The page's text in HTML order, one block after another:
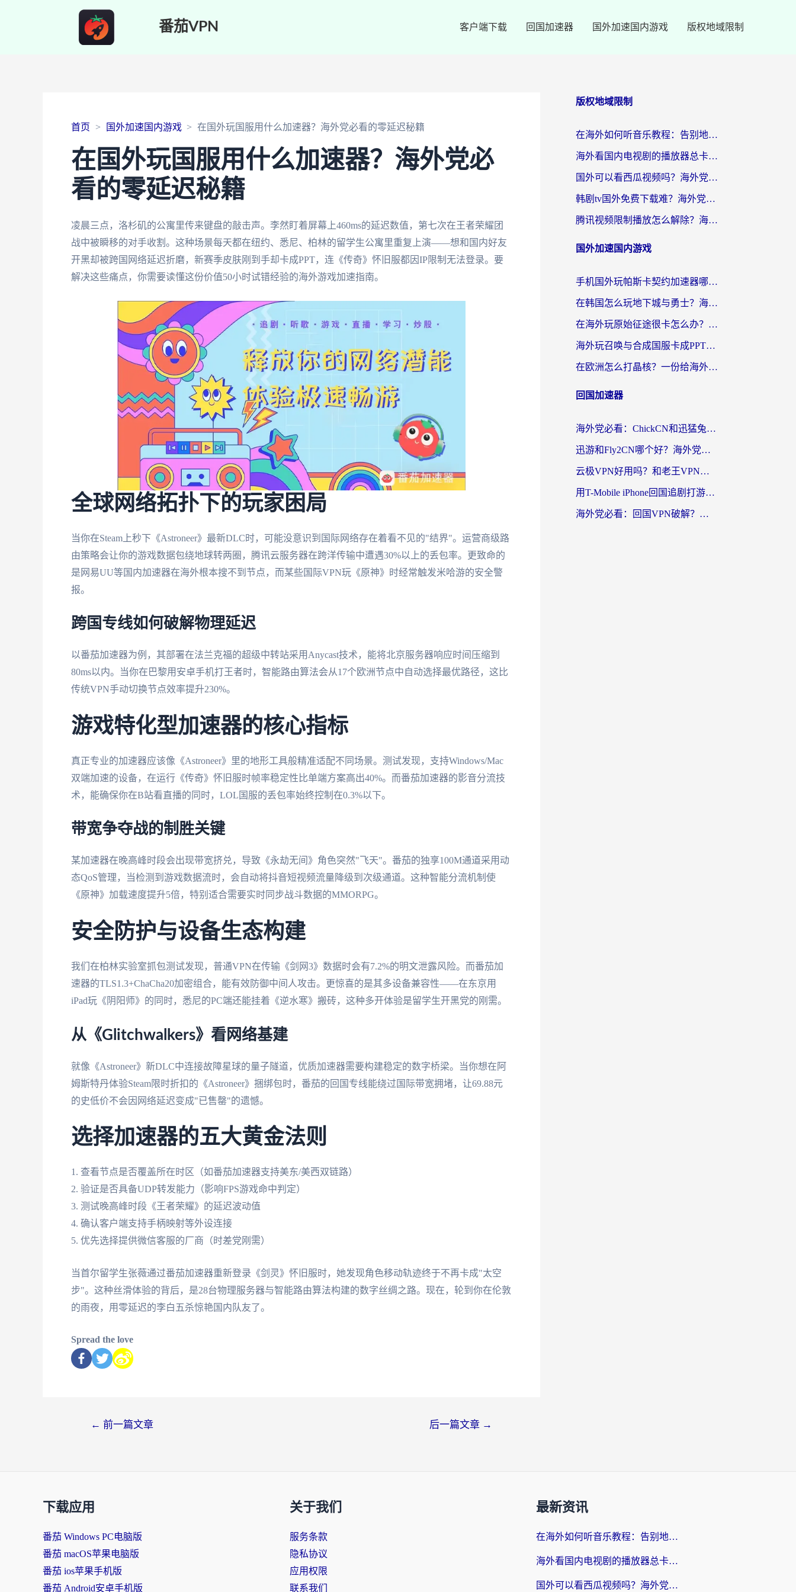
番茄VPN 客户端下载 回国加速器 国外加速国内游戏 版权地域限制
首页 国外加速国内游戏 在国外玩国服用什么加速器？海外党必看的零延迟秘籍
在国外玩国服用什么加速器？海外党必
看的零延迟秘籍
凌晨三点，洛杉矶的公寓里传来键盘的敲击声。李然盯着屏幕上460ms的延迟数值，第七次在王者荣耀团
战中被瞬移的对手收割。这种场景每天都在纽约、悉尼、柏林的留学生公寓里重复上演——想和国内好友
开黑却被跨国网络延迟折磨，新赛季皮肤刚到手却卡成PPT，连《传奇》怀旧服都因IP限制无法登录。要
解决这些痛点，你需要读懂这份价值50小时试错经验的海外游戏加速指南。
全球网络拓扑下的玩家困局
当你在Steam上秒下《Astroneer》最新DLC时，可能没意识到国际网络存在着看不见的"结界"。运营商级路
由策略会让你的游戏数据包绕地球转两圈，腾讯云服务器在跨洋传输中遭遇30%以上的丢包率。更致命的
是网易UU等国内加速器在海外根本搜不到节点，而某些国际VPN玩《原神》时经常触发米哈游的安全警
报。
跨国专线如何破解物理延迟
以番茄加速器为例，其部署在法兰克福的超级中转站采用Anycast技术，能将北京服务器响应时间压缩到
80ms以内。当你在巴黎用安卓手机打王者时，智能路由算法会从17个欧洲节点中自动选择最优路径，这比
传统VPN手动切换节点效率提升230%。
游戏特化型加速器的核心指标
真正专业的加速器应该像《Astroneer》里的地形工具般精准适配不同场景。测试发现，支持Windows/Mac
双端加速的设备，在运行《传奇》怀旧服时帧率稳定性比单端方案高出40%。而番茄加速器的影音分流技
术，能确保你在B站看直播的同时，LOL国服的丢包率始终控制在0.3%以下。
带宽争夺战的制胜关键
某加速器在晚高峰时段会出现带宽挤兑，导致《永劫无间》角色突然"飞天"。番茄的独享100M通道采用动
态QoS管理，当检测到游戏数据流时，会自动将抖音短视频流量降级到次级通道。这种智能分流机制使
《原神》加载速度提升5倍，特别适合需要实时同步战斗数据的MMORPG。
安全防护与设备生态构建
我们在柏林实验室抓包测试发现，普通VPN在传输《剑网3》数据时会有7.2%的明文泄露风险。而番茄加
速器的TLS1.3+ChaCha20加密组合，能有效防御中间人攻击。更惊喜的是其多设备兼容性——在东京用
iPad玩《阴阳师》的同时，悉尼的PC端还能挂着《逆水寒》搬砖，这种多开体验是留学生开黑党的刚需。
从《Glitchwalkers》看网络基建
就像《Astroneer》新DLC中连接故障星球的量子隧道，优质加速器需要构建稳定的数字桥梁。当你想在阿
姆斯特丹体验Steam限时折扣的《Astroneer》捆绑包时，番茄的回国专线能绕过国际带宽拥堵，让69.88元
的史低价不会因网络延迟变成"已售罄"的遗憾。
选择加速器的五大黄金法则
1. 查看节点是否覆盖所在时区（如番茄加速器支持美东/美西双链路）
2. 验证是否具备UDP转发能力（影响FPS游戏命中判定）
3. 测试晚高峰时段《王者荣耀》的延迟波动值
4. 确认客户端支持手柄映射等外设连接
5. 优先选择提供微信客服的厂商（时差党刚需）
当首尔留学生张薇通过番茄加速器重新登录《剑灵》怀旧服时，她发现角色移动轨迹终于不再卡成"太空
步"。这种丝滑体验的背后，是28台物理服务器与智能路由算法构建的数字丝绸之路。现在，轮到你在伦敦
的雨夜，用零延迟的李白五杀惊艳国内队友了。
Spread the love
← 前一篇文章 后一篇文章 →
版权地域限制
在海外如何听音乐教程：告别地域限制，随时听见国内的声音
海外看国内电视剧的播放器总卡顿？选对回国加速器才是关键
国外可以看西瓜视频吗？海外党追剧看片的终极解决方案
韩剧tv国外免费下载难？海外党看国内剧的加速器选择指南（附实用技巧）
腾讯视频限制播放怎么解除？海外党亲测有效的回国加速指南
国外加速国内游戏
手机国外玩帕斯卡契约加速器哪个好用？海外党国服游戏之路的救星
在韩国怎么玩地下城与勇士？海外党必看的国服游戏加速全攻略
在海外玩原始征途很卡怎么办？一份给游子的终极指南
海外玩召唤与合成国服卡成PPT？这篇解决办法让你丝滑操作
在欧洲怎么打晶核？一份给海外游子的网络加速生存指南
回国加速器
海外党必看：ChickCN和迅猛兔好用吗？3招教你选对回国加速器
迅游和Fly2CN哪个好？海外党回国加速器真实测评与选择心法
云极VPN好用吗？和老王VPN对比哪个回国效果更好？海外党必看的真实体验指南
用T-Mobile iPhone回国追剧打游戏，我差点把手机砸了
海外党必看：回国VPN破解？别踩坑！3步选对加速器无缝刷国内资源
下载应用
番茄 Windows PC电脑版
番茄 macOS苹果电脑版
番茄 ios苹果手机版
番茄 Android安卓手机版
关于我们
服务条款
隐私协议
应用权限
联系我们
最新资讯
在海外如何听音乐教程：告别地域限制，随时听见国内的声音
海外看国内电视剧的播放器总卡顿？选对回国加速器才是关键
国外可以看西瓜视频吗？海外党追剧看片的终极解决方案